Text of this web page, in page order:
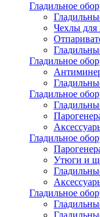
Гладильное
Чехлы для
Гладильное
Гладильное
Гладильное
Утюги и
Гладильное